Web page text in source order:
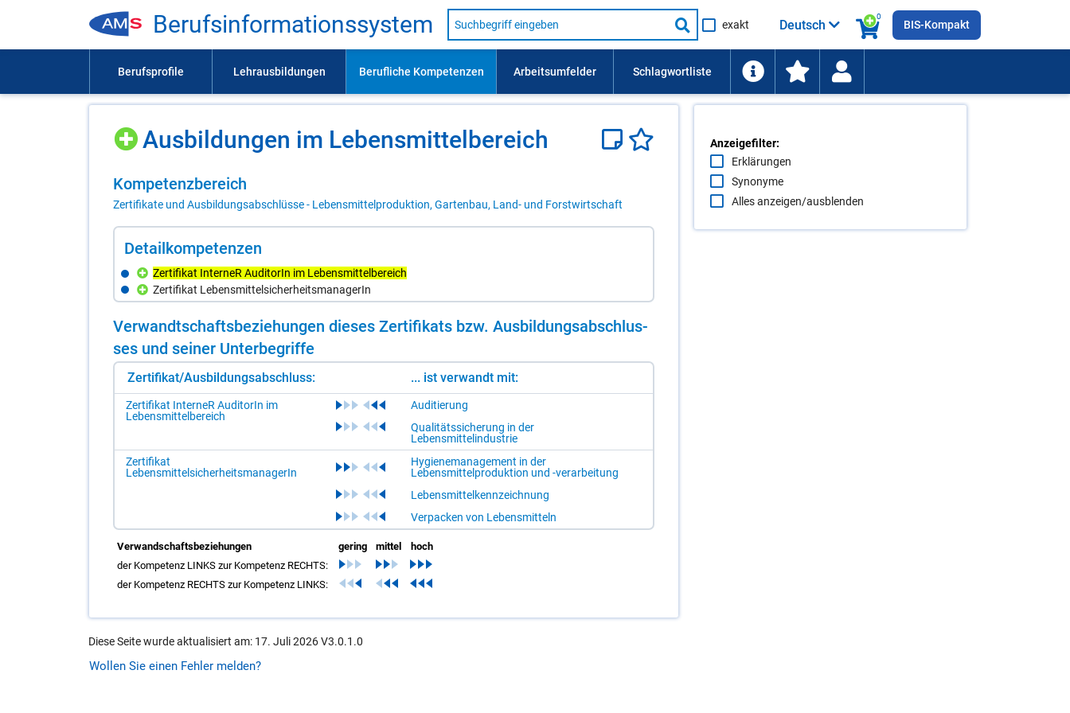
Be­rufs­in­for­ma­ti­ons­sys­tem
Suche
nach
Lehrausbildung,
usw.
Suche
starten
exakt
0
Deutsch BIS-Kompakt
Aus­bil­dun­gen im Le­bens­mit­tel­be­reich
Kom­pe­tenz­be­reich
Zertifikate und Ausbildungsabschlüsse - Lebensmittelproduktion, Gartenbau, Land- und Forstwirtschaft
De­tail­kom­pe­ten­zen
Zertifikat InterneR AuditorIn im Lebensmittelbereich
Zertifikat LebensmittelsicherheitsmanagerIn
Ver­wandt­schafts­be­zie­hun­gen die­ses Zer­ti­fi­kats bzw. Aus­bil­dungs­ab­schlus­
ses und sei­ner Un­ter­be­grif­fe
Zertifikat/Ausbildungsabschluss: ... ist verwandt mit:
Zertifikat InterneR AuditorIn im
Lebensmittelbereich
Auditierung
Qualitätssicherung in der
Lebensmittelindustrie
Zertifikat
LebensmittelsicherheitsmanagerIn
Hygienemanagement in der
Lebensmittelproduktion und -verarbeitung
Lebensmittelkennzeichnung
Verpacken von Lebensmitteln
Verwandschaftsbeziehungen gering mittel
hoch
der Kompetenz LINKS zur Kompetenz RECHTS:
der Kompetenz RECHTS zur Kompetenz LINKS:
Anzeigefilter:
Erklärungen
Synonyme
Alles anzeigen/ausblenden
Diese Seite wurde aktualisiert am: 17. Juli 2026 V3.0.1.0
Wollen Sie einen Fehler melden?